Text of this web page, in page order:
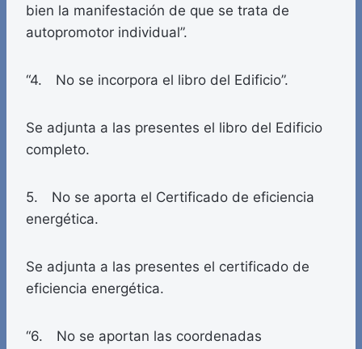
bien la manifestación de que se trata de
autopromotor individual”.
“4. No se incorpora el libro del Edificio”.
Se adjunta a las presentes el libro del Edificio
completo.
5. No se aporta el Certificado de eficiencia
energética.
Se adjunta a las presentes el certificado de
eficiencia energética.
“6. No se aportan las coordenadas